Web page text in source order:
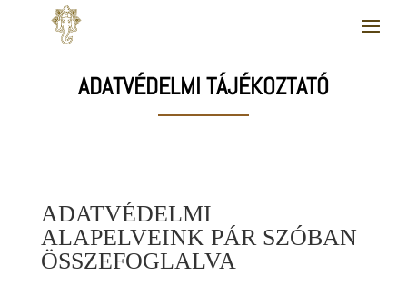
ADATVÉDELMI TÁJÉKOZTATÓ
ADATVÉDELMI
ALAPELVEINK PÁR SZÓBAN
ÖSSZEFOGLALVA